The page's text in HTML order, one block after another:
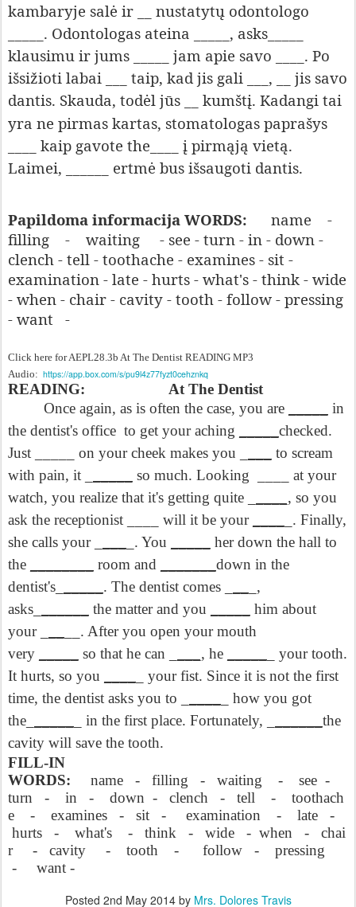
kambaryje salė ir __ nustatytų odontologo
_____. Odontologas ateina _____, asks_____
klausimu ir jums _____ jam apie savo ____. Po
išsižioti labai ___ taip, kad jis gali ___, __ jis savo
dantis. Skauda, todėl jūs __ kumštį. Kadangi tai
yra ne pirmas kartas, stomatologas paprašys
____ kaip gavote the____ į pirmąją vietą.
Laimei, ______ ertmė bus išsaugoti dantis.
Papildoma informacija WORDS: name
-
filling
- waiting
- see - turn - in - down -
clench - tell - toothache - examines - sit -
examination - late - hurts - what's - think - wide
- when - chair - cavity - tooth - follow - pressing
- want -
Click here for AEPL28.3b At The Dentist READING MP3
Audio: https://app.box.com/s/pu9l4z77fyzt0cehznkq
READING: At The Dentist
Once again, as is often the case, you are
in
the dentist's office to get your aching
checked.
Just _____ on your cheek makes you _
to scream
with pain, it _
so much. Looking ____ at your
watch, you realize that it's getting quite _
____, so you
ask the receptionist ____ will it be your
_. Finally,
she calls your _
_. You
her down the hall to
the
room and
down in the
dentist's_
. The dentist comes _
_,
asks_
the matter and you
him about
your _
__. After you open your mouth
very
so that he can _ ___, he
_ your tooth.
It hurts, so you
_ your fist. Since it is not the first
time, the dentist asks you to _
_ how you got
the_
_ in the first place. Fortunately, _
the
cavity will save the tooth.
FILL-IN
WORDS:
name - filling - waiting - see -
turn - in - down - clench - tell - toothach
e - examines - sit - examination - late -
hurts - what's - think - wide - when - chai
r - cavity - tooth - follow - pressing
- want -
Posted 2nd May 2014by Mrs. Dolores Travis